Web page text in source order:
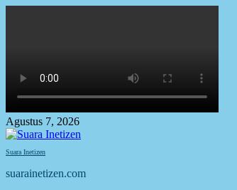
Agustus 7, 2026
Suara Inetizen
suarainetizen.com